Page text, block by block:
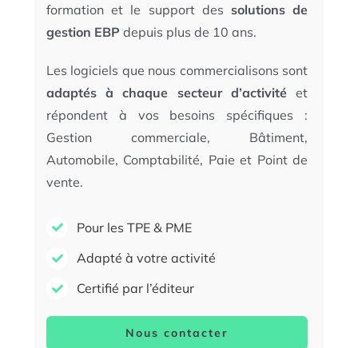
formation et le support des solutions de
gestion EBP depuis plus de 10 ans.
Les logiciels que nous commercialisons sont
adaptés à chaque secteur d’activitéet
répondent à vos besoins spécifiques :
Gestion commerciale, Bâtiment,
Automobile, Comptabilité, Paie et Point de
vente.
Pour les TPE & PME
Adapté à votre activité
Certifié par l’éditeur
Nous contacter